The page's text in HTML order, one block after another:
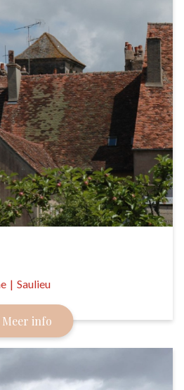
| Saulieu
voor mensen die op
beroemd Michelin
oudste café van
Meer info